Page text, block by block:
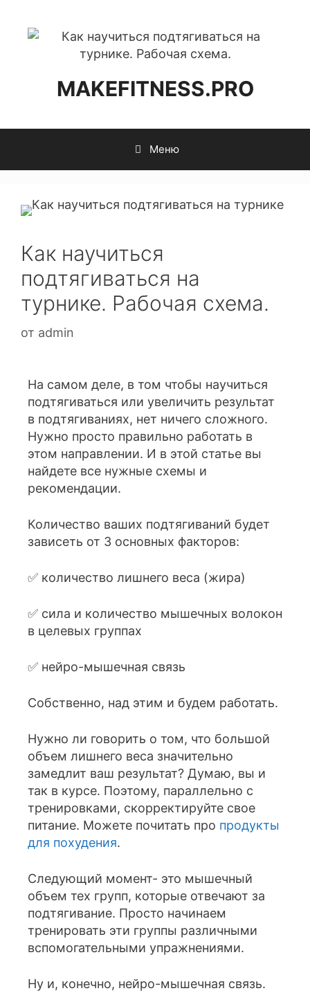
MAKEFITNESS.PRO
Меню
Как научиться
подтягиваться на
турнике. Рабочая схема.
от admin
На самом деле, в том чтобы научиться
подтягиваться или увеличить результат
в подтягиваниях, нет ничего сложного.
Нужно просто правильно работать в
этом направлении. И в этой статье вы
найдете все нужные схемы и
рекомендации.
Количество ваших подтягиваний будет
зависеть от 3 основных факторов:
✅ количество лишнего веса (жира)
✅ сила и количество мышечных волокон
в целевых группах
✅ нейро-мышечная связь
Собственно, над этим и будем работать.
Нужно ли говорить о том, что большой
объем лишнего веса значительно
замедлит ваш результат? Думаю, вы и
так в курсе. Поэтому, параллельно с
тренировками, скорректируйте свое
питание. Можете почитать про продукты
для похудения.
Следующий момент- это мышечный
объем тех групп, которые отвечают за
подтягивание. Просто начинаем
тренировать эти группы различными
вспомогательными упражнениями.
Ну и, конечно, нейро-мышечная связь.